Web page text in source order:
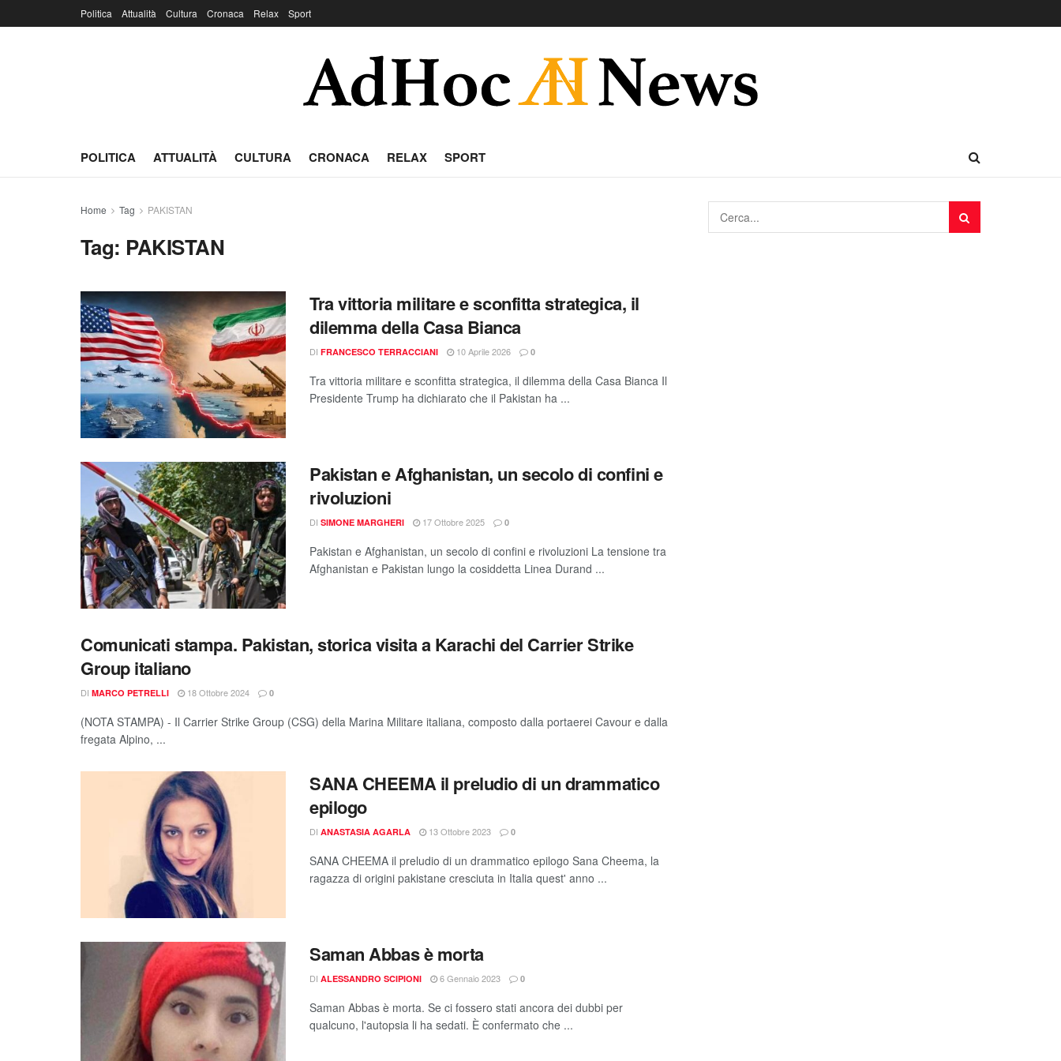
Politica Attualità Cultura Cronaca Relax Sport
POLITICA ATTUALITÀ CULTURA CRONACA RELAX SPORT
Home Tag PAKISTAN
Tag: PAKISTAN
Tra vittoria militare e sconfitta strategica, il
dilemma della Casa Bianca
DI FRANCESCO TERRACCIANI 10 Aprile 2026 0
Tra vittoria militare e sconfitta strategica, il dilemma della Casa Bianca Il
Presidente Trump ha dichiarato che il Pakistan ha ...
Pakistan e Afghanistan, un secolo di confini e
rivoluzioni
DI SIMONE MARGHERI 17 Ottobre 2025 0
Pakistan e Afghanistan, un secolo di confini e rivoluzioni La tensione tra
Afghanistan e Pakistan lungo la cosiddetta Linea Durand ...
Comunicati stampa. Pakistan, storica visita a Karachi del Carrier Strike
Group italiano
DI MARCO PETRELLI 18 Ottobre 2024 0
(NOTA STAMPA) - Il Carrier Strike Group (CSG) della Marina Militare italiana, composto dalla portaerei Cavour e dalla
fregata Alpino, ...
SANA CHEEMA il preludio di un drammatico
epilogo
DI ANASTASIA AGARLA 13 Ottobre 2023 0
SANA CHEEMA il preludio di un drammatico epilogo Sana Cheema, la
ragazza di origini pakistane cresciuta in Italia quest' anno ...
Saman Abbas è morta
DI ALESSANDRO SCIPIONI 6 Gennaio 2023 0
Saman Abbas è morta. Se ci fossero stati ancora dei dubbi per
qualcuno, l'autopsia li ha sedati. È confermato che ...